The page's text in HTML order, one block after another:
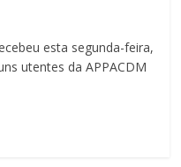
esta segunda-feira,
utentes da APPACDM